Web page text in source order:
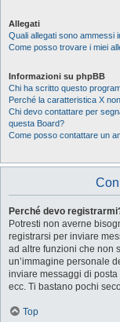
Allegati
Quali allegati sono ammessi
Come posso trovare i miei
Informazioni su phpBB
Chi ha scritto questo
Perché la caratteristica X
Chi devo contattare per
questa Board?
Come posso contattare un
Perché devo
Potresti non averne
registrarsi per inviare
ad altre funzioni che non
un’immagine personale
inviare messaggi di
ecc. Ti bastano pochi
Top